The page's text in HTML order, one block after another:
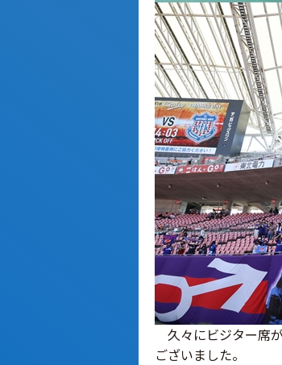
久々にビジター席
ございました。